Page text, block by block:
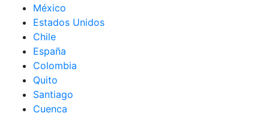
México
Estados Unidos
Chile
España
Colombia
Quito
Santiago
Cuenca